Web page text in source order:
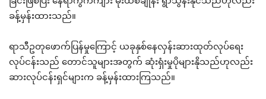
ခန့်မှန်းထားသည်။
ရာသီဥတုဖောက်ပြန်မှုကြောင့် ယခုနှစ်နေလှန်းဆားထုတ်လုပ်ရေး
လုပ်ငန်းသည် တောင်သူများအတွက် ဆုံးရှံးမှုပိုများနိုသည်ဟုလည်း
ဆားလုပ်ငန်းရှင်များက ခန့်မှန်းထားကြသည်။